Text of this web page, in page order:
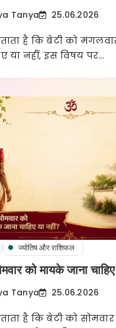
Tanya 25.06.2026
है कि बेटी को
या नहीं, इस विषय पर…
ज्योतिष और राशिफल
को मायके जाना
Tanya 25.06.2026
है कि बेटी को